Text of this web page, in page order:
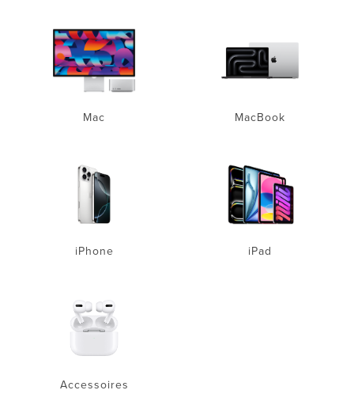
Mac MacBook
iPhone iPad
Accessoires